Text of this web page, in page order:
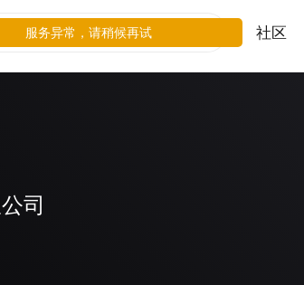
社区
司
服务异常，请稍候再试